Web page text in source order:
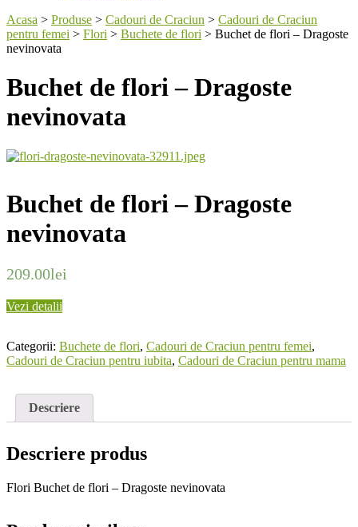
Acasa > Produse > Cadouri de Craciun > Cadouri de Craciun
pentru femei > Flori > Buchete de flori > Buchet de flori – Dragoste
nevinovata
Buchet de flori – Dragoste
nevinovata
Buchet de flori – Dragoste
nevinovata
209.00lei
Vezi detalii
Categorii: Buchete de flori, Cadouri de Craciun pentru femei,
Cadouri de Craciun pentru iubita, Cadouri de Craciun pentru mama
Descriere
Descriere produs
Flori Buchet de flori – Dragoste nevinovata